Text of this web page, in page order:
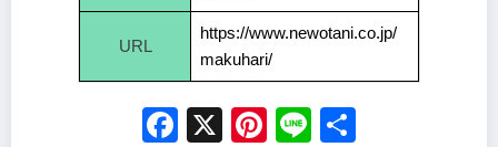
URL
https://www.newotani.co.jp/
makuhari/
Facebook
X Pinterest
Line